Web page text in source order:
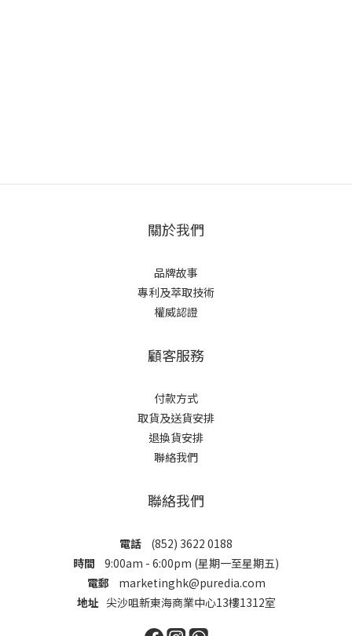
關於我們
品牌故事
專利及萃取技術
權威認證
顧客服務
付款方式
取貨及送貨安排
退換貨安排
聯絡我們
聯絡我們
電話
(852) 3622 0188
時間 9:00am - 6:00pm (星期一至星期五)
電郵
marketinghk@puredia.com
地址 尖沙咀新東海商業中心13樓1312室